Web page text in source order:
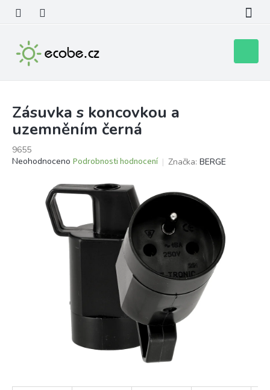
obsah
košík
Zásuvka s koncovkou a
uzemněním černá
9655
Průměrné
Neohodnoceno Podrobnosti hodnocení Značka: BERGE